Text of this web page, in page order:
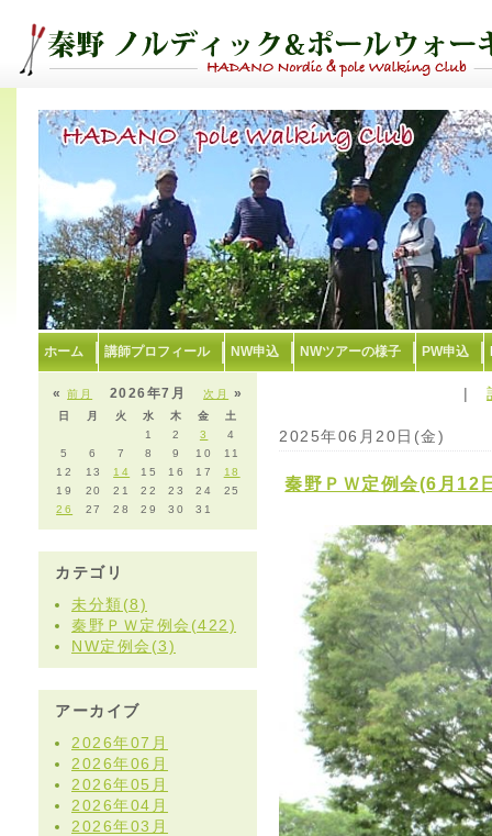
ホーム 講師プロフィール NW申込 NWツアーの様子 PW申込
«前月 次月 »
2026年7月
日 月 火 水 木 金
土
1
2 3
4
5
6 7 8 9 10
11
12
13 14 15 16 17
18
19
20 21 22 23 24
25
26
27 28 29 30 31
カテゴリ
未分類(8)
秦野ＰＷ定例会(422)
NW定例会(3)
アーカイブ
2026年07月
2026年06月
2026年05月
2026年04月
2026年03月
|
2025年06月20日(金)
秦野ＰＷ定例会(6月12